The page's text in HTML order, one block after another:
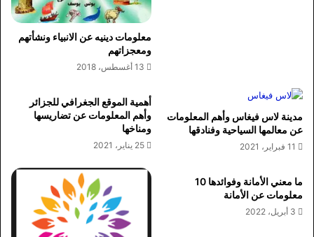
معلومات دينيه عن الانبياء ونشأتهم
ومعجزاتهم
13 أغسطس، 2018
مدينة لاس فيغاس وأهم المعلومات
عن معالمها السياحية وفنادقها
11 فبراير، 2021
أهمية الموقع الجغرافي للجزائر
وأهم المعلومات عن تضاريسها
ومناخها
25 يناير، 2021
ما معني الأمانة وفوائدها 10
معلومات عن الأمانة
3 أبريل، 2022